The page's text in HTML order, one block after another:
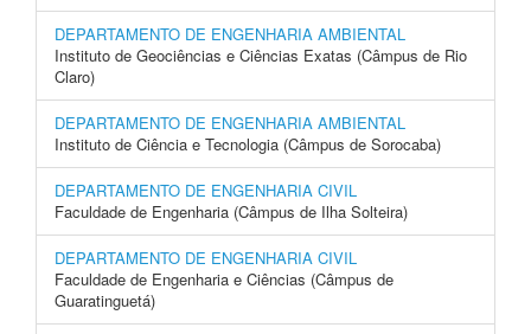
DEPARTAMENTO DE ENGENHARIA AMBIENTAL
Instituto de Geociências e Ciências Exatas (Câmpus de Rio
Claro)
DEPARTAMENTO DE ENGENHARIA AMBIENTAL
Instituto de Ciência e Tecnologia (Câmpus de Sorocaba)
DEPARTAMENTO DE ENGENHARIA CIVIL
Faculdade de Engenharia (Câmpus de Ilha Solteira)
DEPARTAMENTO DE ENGENHARIA CIVIL
Faculdade de Engenharia e Ciências (Câmpus de
Guaratinguetá)